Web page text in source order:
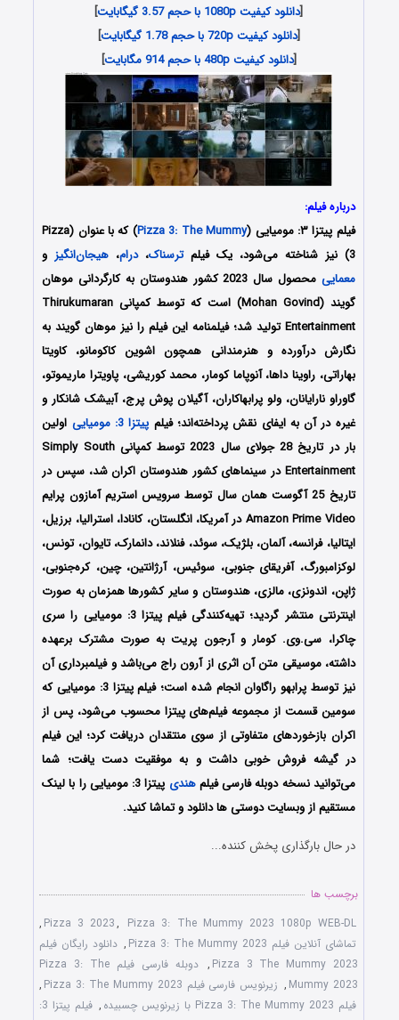
[دانلود کیفیت 1080p با حجم 3.57 گیگابایت
]
[دانلود کیفیت 720p با حجم 1.78 گیگابایت
]
[دانلود کیفیت 480p با حجم 914 مگابایت ]
درباره فیلم:
فیلم پیتزا ۳: مومیایی (
Pizza 3: The Mummy
) که با عنوان (Pizza
3) نیز شناخته می‌شود، یک فیلم
ترسناک،درام، هیجان‌انگیز و
معمایی
محصول سال 2023 کشور هندوستان به کارگردانی موهان
گویند (Mohan Govind) است که توسط کمپانی‌ Thirukumaran
Entertainment تولید شد؛ فیلمنامه این فیلم را نیز موهان گویند به
نگارش درآورده و هنرمندانی همچون اشوین کاکومانو، کاویتا
بهاراتی، راوینا داها، آنوپاما کومار، محمد کوریشی، پاویترا ماریموتو،
گاوراو نارایانان، ولو پرابهاکاران، آگیلان پوش پرج، آبیشک شانکار و
غیره در آن به ایفای نقش پرداخته‌اند؛ فیلم پیتزا 3: مومیایی
اولین
بار در تاریخ 28 جولای سال 2023 توسط کمپانی Simply South
Entertainment در سینماهای کشور هندوستان اکران شد، سپس در
تاریخ 25 آگوست همان سال توسط سرویس استریم آمازون پرایم
Amazon Prime Video در آمریکا، انگلستان، کانادا، استرالیا، برزیل،
ایتالیا، فرانسه، آلمان، بلژیک، سوئد، فنلاند، دانمارک، تایوان، تونس،
لوکزامبورگ، آفریقای جنوبی، سوئیس، آرژانتین، چین، کره‌جنوبی،
ژاپن، اندونزی، مالزی، هندوستان و سایر کشورها همزمان به صورت
اینترنتی منتشر گردید؛ تهیه‌کنندگی فیلم پیتزا 3: مومیایی را سری
چاکرا، سی.وی. کومار و آرجون پریت به صورت مشترک برعهده
داشته، موسیقی متن آن اثری از آرون راج می‌باشد و فیلمبرداری آن
نیز توسط پرابهو راگاوان انجام شده است؛ فیلم پیتزا 3: مومیایی که
سومین قسمت از مجموعه فیلم‌های پیتزا محسوب می‌شود، پس از
اکران بازخوردهای متفاوتی از سوی منتقدان دریافت کرد؛ این فیلم
در گیشه فروش خوبی داشت و به موفقیت دست یافت؛ شما
می‌توانید نسخه دوبله فارسی فیلمهندی
پیتزا 3: مومیایی را با ‌لینک
مستقیم از وبسایت دوستی ها دانلود و تماشا کنید.
در حال بارگذاری پخش کننده...
برچسب ها
Pizza 3 2023, Pizza 3: The Mummy 2023 1080p WEB-DL
,
تماشای آنلاین فیلم Pizza 3: The Mummy 2023
, دانلود رایگان فیلم
Pizza 3 The Mummy 2023
,
دوبله فارسی فیلم Pizza 3: The
Mummy 2023
, زیرنویس فارسی فیلم Pizza 3: The Mummy 2023
,
فیلم Pizza 3: The Mummy 2023 با زیرنویس چسبیده
,
فیلم پیتزا 3: